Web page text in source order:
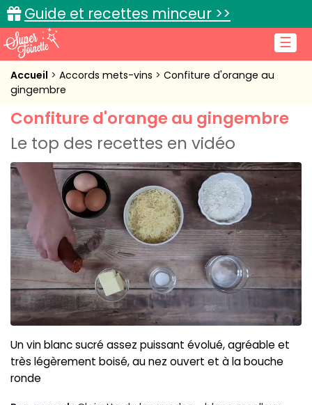
☰
Guide et recettes minceur >>
Accueil
Cuisine pratique
L'actu cuisine
Connexion
Accueil Accords mets-vins
Confiture d'orange au
gingembre
Confiture d'orange au gingembre
Le top des recettes en vidéo
Un vin blanc sucré assez puissant évolué, agréable et
très légèrement boisé, au nez ouvert et à la bouche
ronde